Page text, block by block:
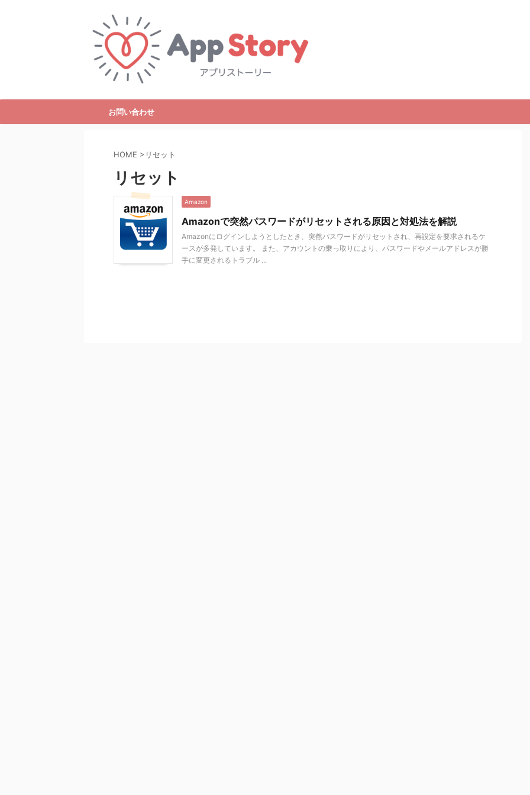
お問い合わせ
HOME > リセット
リセット
Amazon
Amazonで突然パスワードがリセットされる原因と対処法を解説
Amazonにログインしようとしたとき、突然パスワードがリセットされ、再設定を要求されるケ
ースが多発しています。 また、アカウントの乗っ取りにより、パスワードやメールアドレスが勝
手に変更されるトラブル ...